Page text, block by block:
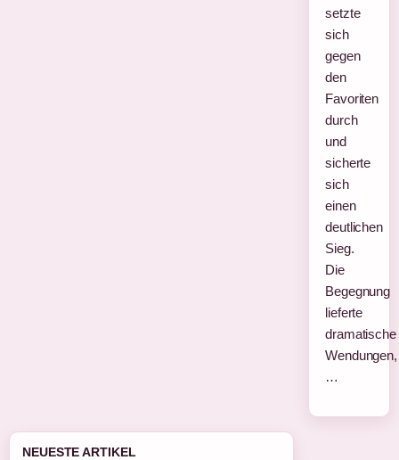
setzte
sich
gegen
den
Favoriten
durch
und
sicherte
sich
einen
deutlichen
Sieg.
Die
Begegnung
lieferte
dramatische
Wendungen,
…
NEUESTE ARTIKEL